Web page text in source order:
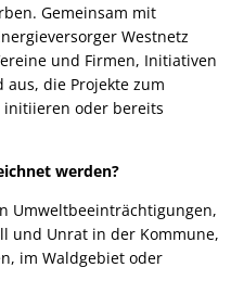
Gemeinsam mit
Westnetz
und Firmen, Initiativen
die Projekte zum
initiieren oder bereits
werden?
Umweltbeeinträchtigungen,
und Unrat in der Kommune,
im Waldgebiet oder